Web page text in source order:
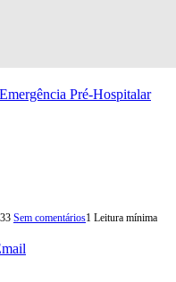
Pré-Hospitalar
Sem comentários1 Leitura mínima